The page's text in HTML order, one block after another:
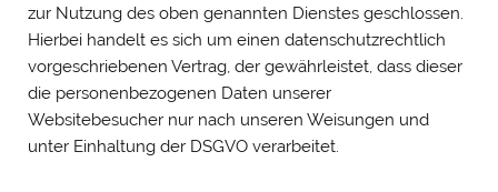
zur Nutzung des oben genannten Dienstes geschlossen.
Hierbei handelt es sich um einen datenschutzrechtlich
vorgeschriebenen Vertrag, der gewährleistet, dass dieser
die personenbezogenen Daten unserer
Websitebesucher nur nach unseren Weisungen und
unter Einhaltung der DSGVO verarbeitet.